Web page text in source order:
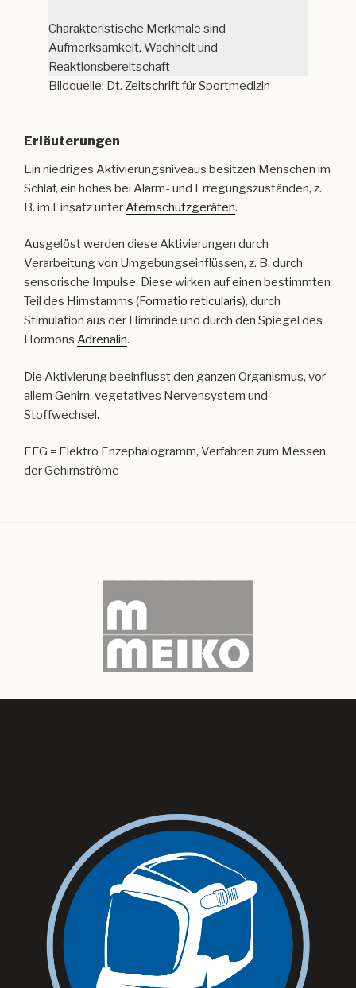
Charakteristische Merkmale sind
Aufmerksamkeit, Wachheit und
Reaktionsbereitschaft
Bildquelle: Dt. Zeitschrift für Sportmedizin
Erläuterungen
Ein niedriges Aktivierungsniveaus besitzen Menschen im
Schlaf, ein hohes bei Alarm- und Erregungszuständen, z.
B. im Einsatz unterAtemschutzgeräten.
Ausgelöst werden diese Aktivierungen durch
Verarbeitung von Umgebungseinflüssen, z. B. durch
sensorische Impulse. Diese wirken auf einen bestimmten
Teil des Hirnstamms (Formatio reticularis), durch
Stimulation aus der Hirnrinde und durch den Spiegel des
Hormons Adrenalin.
Die Aktivierung beeinflusst den ganzen Organismus, vor
allem Gehirn, vegetatives Nervensystem und
Stoffwechsel.
EEG = Elektro Enzephalogramm, Verfahren zum Messen
der Gehirnströme